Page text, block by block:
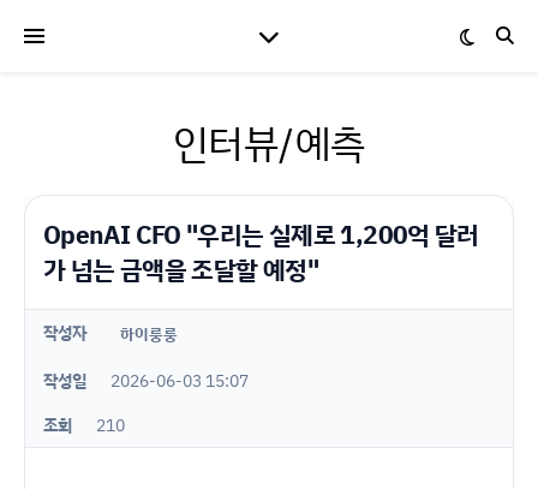
인터뷰/예측
OpenAI CFO "우리는 실제로 1,200억 달러
가 넘는 금액을 조달할 예정"
작성자 하이룽룽
작성일
2026-06-03 15:07
조회
210